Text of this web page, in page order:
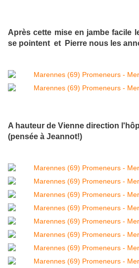
Après cette mise en jambe facile
se pointent et Pierre nous les
A hauteur de Vienne direction
(pensée à Jeannot!)